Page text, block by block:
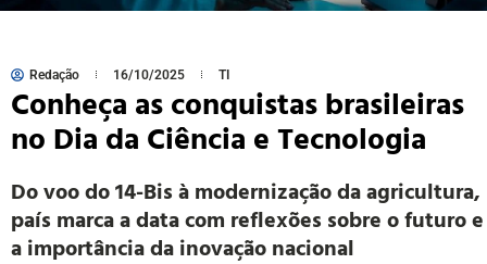
Redação 16/10/2025 TI
Conheça as conquistas brasileiras
no Dia da Ciência e Tecnologia
Do voo do 14-Bis à modernização da agricultura,
país marca a data com reflexões sobre o futuro e
a importância da inovação nacional